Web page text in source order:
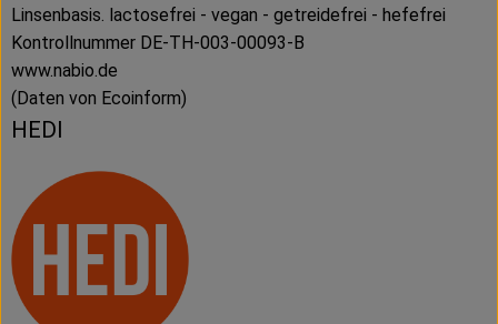
Linsenbasis. lactosefrei - vegan - getreidefrei - hefefrei
Kontrollnummer DE-TH-003-00093-B
www.nabio.de
(Daten von Ecoinform)
HEDI